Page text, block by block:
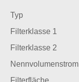
Typ
Filterklasse 1
Filterklasse 2
Nennvolumenstrom
Filterfläche